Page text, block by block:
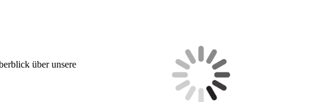
über unsere